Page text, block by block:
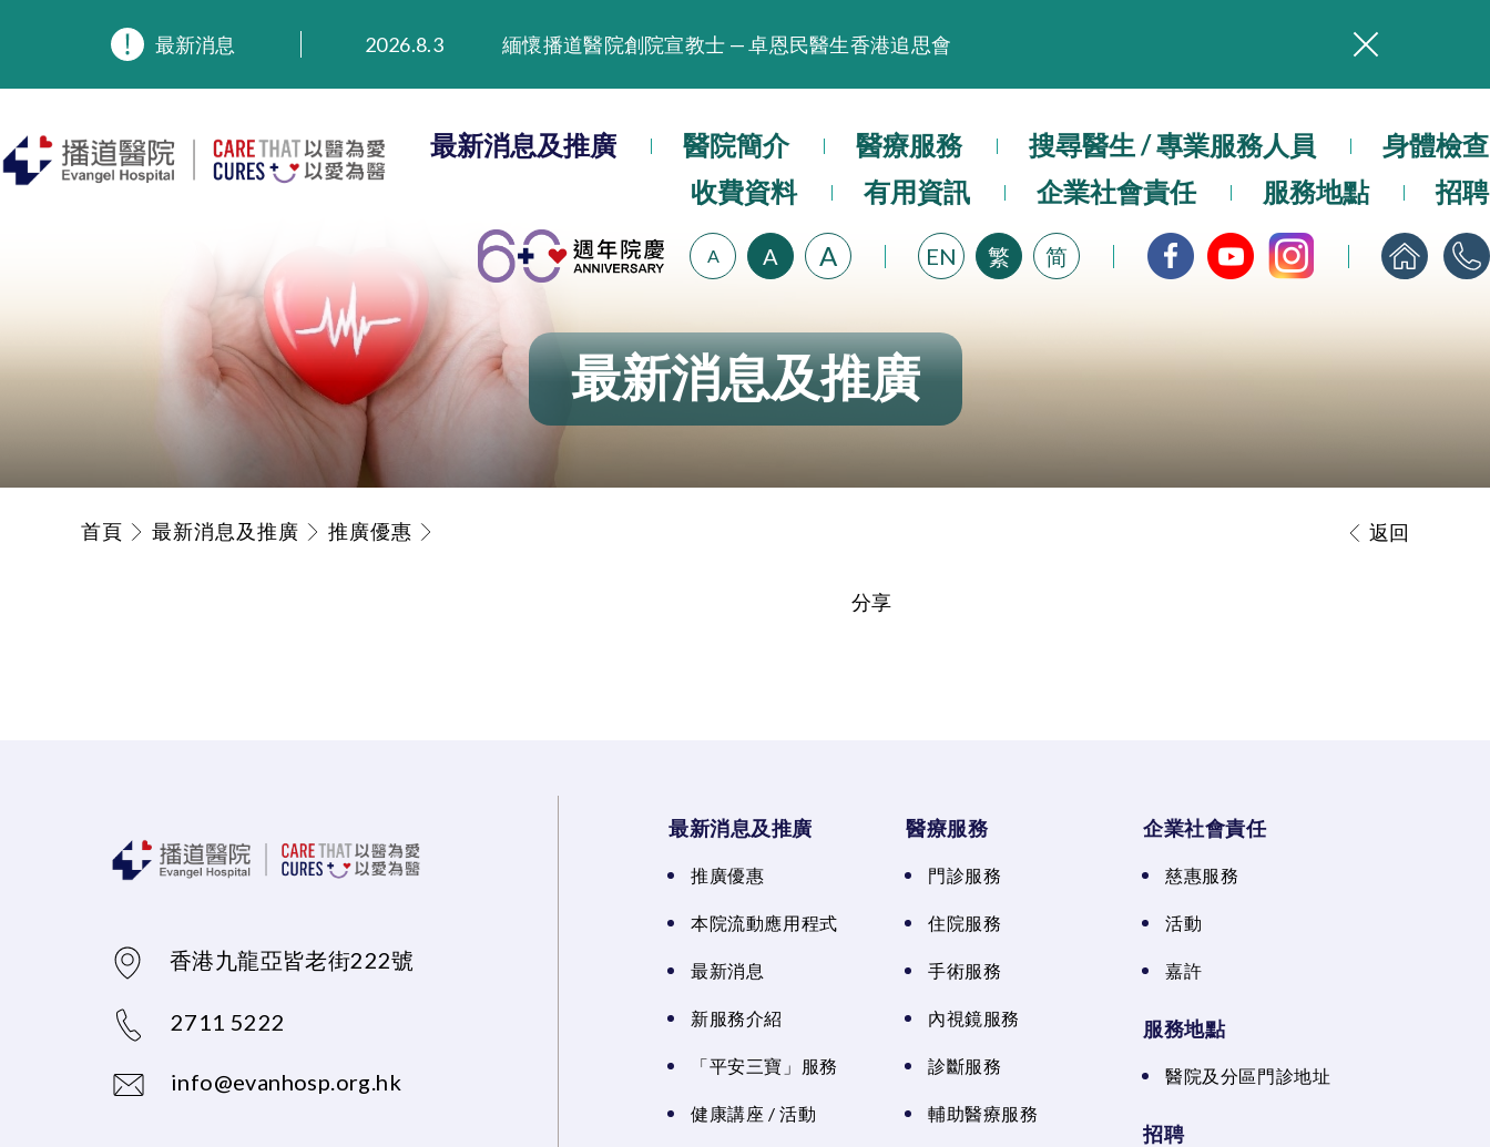
最新消息 2026.8.3
緬懷播道醫院創院宣教士 — 卓恩民醫生香港追思會
2025.9.23
本院在暴雨或颱風警告信號 (包括黑色暴雨及8號或以上熱帶氣旋警告信號) 下，仍會維持有限度服務。如有查詢，可致電2711 5222。
2025.8.4
播道醫院體檢服務獲客戶正面評價
播道醫院手機App已推出查閱病歷記錄及求診資料功能，請即下載
最新消息及推廣 醫院簡介 醫療服務 搜尋醫生 / 專業服務人員
身體檢查
收費資料
有用資訊 企業社會責任 服務地點 招聘
A A A EN 繁 简
最新消息及推廣
首頁 最新消息及推廣 推廣優惠 返回
分享
香港九龍亞皆老街222號
2711 5222
info@evanhosp.org.hk
最新消息及推廣
推廣優惠
本院流動應用程式
最新消息
新服務介紹
「平安三寶」服務
健康講座 / 活動
醫療服務
門診服務
住院服務
手術服務
內視鏡服務
診斷服務
輔助醫療服務
企業社會責任
慈惠服務
活動
嘉許
服務地點
醫院及分區門診地址
招聘